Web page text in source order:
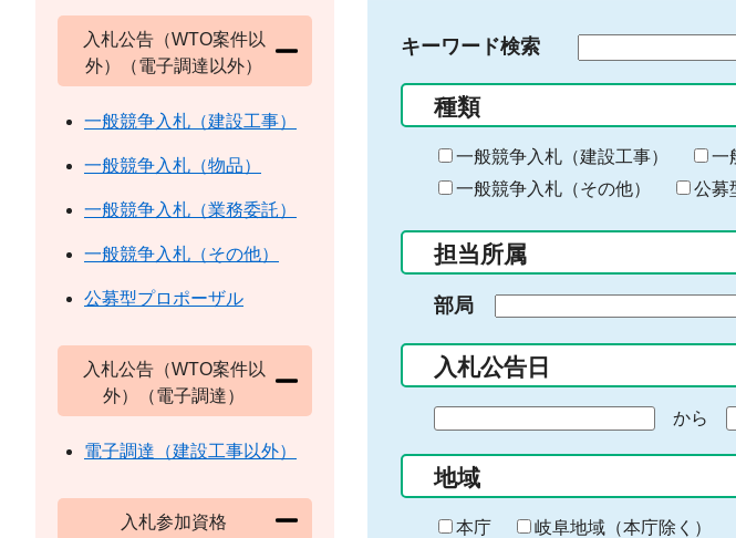
キーワード検索
る
キ
ー
ー
入
力
種類
一般競争入札（建設工事） 一
一般競争入札（その他）
公募
担当所属
部局
入札公告日
の
始
ま
から
地域
本庁 岐阜地域（本庁除く）
入札公告（WTO案件以
外）（電子調達以外）
一般競争入札（建設工事）
一般競争入札（物品）
一般競争入札（業務委託）
一般競争入札（その他）
公募型プロポーザル
入札公告（WTO案件以
外）（電子調達）
電子調達（建設工事以外）
入札参加資格